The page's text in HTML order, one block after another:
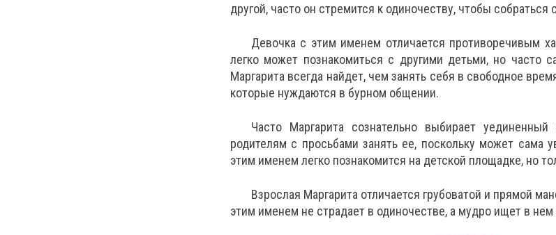
другой, часто он стремится к одиночеству, чтобы
Девочка с этим именем отличается противоречивым
легко может познакомиться с другими детьми, но часто
Маргарита всегда найдет, чем занять себя в свободное
которые нуждаются в бурном общении.
Часто Маргарита сознательно выбирает
родителям с просьбами занять ее, поскольку может сама
этим именем легко познакомится на детской площадке, но
Взрослая Маргарита отличается грубоватой и прямой
этим именем не страдает в одиночестве, а мудро ищет в